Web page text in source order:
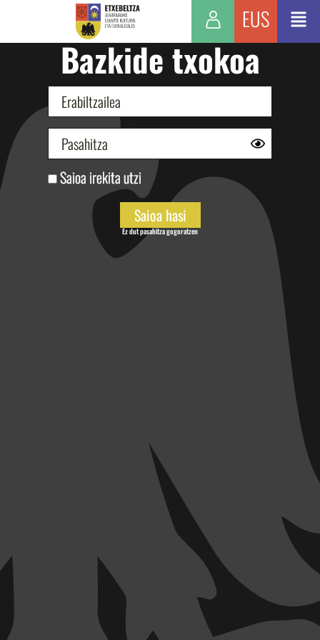
EUS
Bazkide txokoa
Saioa irekita utzi
Ez dut pasahitza gogoratzen